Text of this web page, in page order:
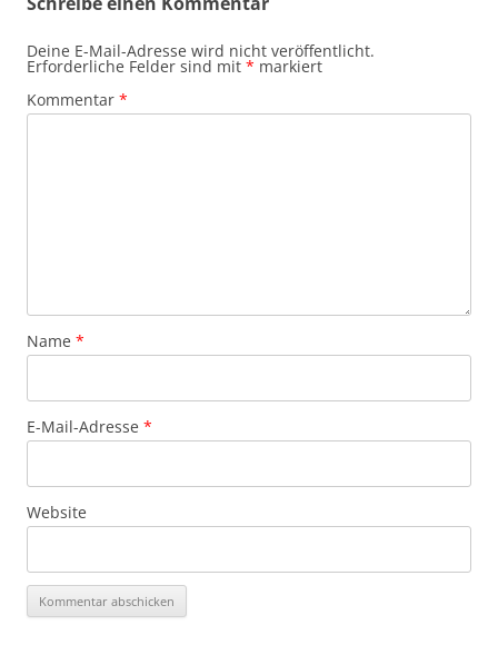
Deine E-Mail-Adresse wird nicht veröffentlicht.
Erforderliche Felder sind mit * markiert
Kommentar *
Name *
E-Mail-Adresse *
Website